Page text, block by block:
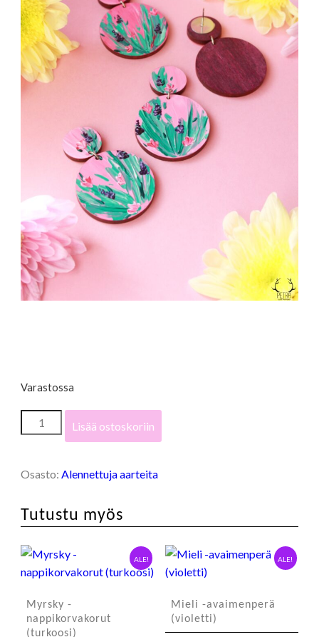
Varastossa
Niitty
-
(L)
Lisää ostoskoriin
Osasto:Alennettuja aarteita
Tutustu myös
ALE!
Myrsky -
nappikorvakorut
(turkoosi)
ALE!
Mieli -avaimenperä
(violetti)